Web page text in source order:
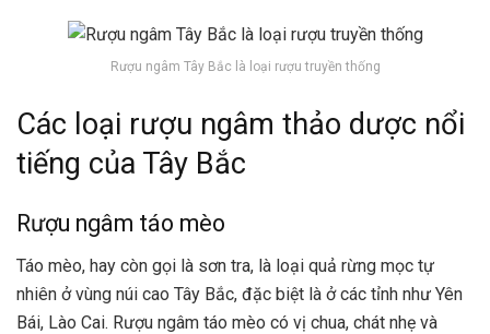
Rượu ngâm Tây Bắc là loại rượu truyền thống
Các loại rượu ngâm thảo dược nổi
tiếng của Tây Bắc
Rượu ngâm táo mèo
Táo mèo, hay còn gọi là sơn tra, là loại quả rừng mọc tự
nhiên ở vùng núi cao Tây Bắc, đặc biệt là ở các tỉnh như Yên
Bái, Lào Cai. Rượu ngâm táo mèo có vị chua, chát nhẹ và